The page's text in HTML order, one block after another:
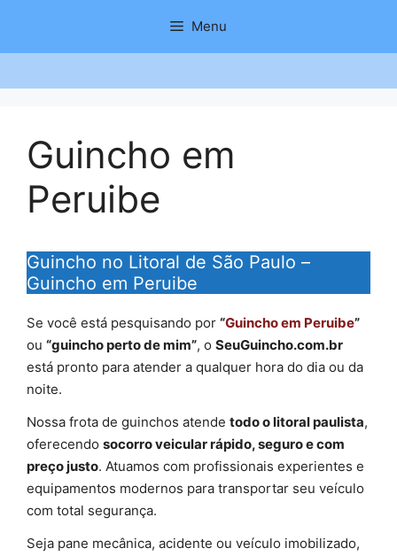
o
Menu
Guincho em
Peruibe
Guincho no Litoral de São Paulo –
Guincho em Peruibe
Se você está pesquisando por “Guincho em Peruibe”
ou “guincho perto de mim”, o SeuGuincho.com.br
está pronto para atender a qualquer hora do dia ou da
noite.
Nossa frota de guinchos atende todo o litoral paulista,
oferecendo socorro veicular rápido, seguro e com
preço justo. Atuamos com profissionais experientes e
equipamentos modernos para transportar seu veículo
com total segurança.
Seja pane mecânica, acidente ou veículo imobilizado,